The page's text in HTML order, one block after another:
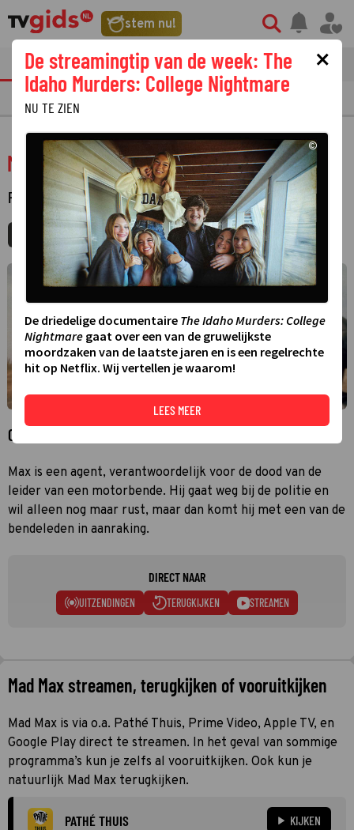
stem nu!
tvgids streaming nieuws
PRIMETIME GEMIST
Mad Max
FILM ACTIE
MIJNGIDS AGENDA DELEN
Over Mad Max
Max is een agent, verantwoordelijk voor de dood van de
leider van een motorbende. Hij gaat weg bij de politie en
wil alleen nog maar rust, maar dan komt hij met een van de
bendeleden in aanraking.
DIRECT NAAR
UITZENDINGEN TERUGKIJKEN STREAMEN
Mad Max streamen, terugkijken of vooruitkijken
Mad Max is via o.a. Pathé Thuis, Prime Video, Apple TV, en
Google Play direct te streamen. In het geval van sommige
programma’s kun je zelfs al vooruitkijken. Ook kun je
natuurlijk Mad Max terugkijken.
PATHÉ THUIS KIJKEN
×
De streamingtip van de week: The
Idaho Murders: College Nightmare
NU TE ZIEN
©
De driedelige documentaire The Idaho Murders: College
Nightmare gaat over een van de gruwelijkste
moordzaken van de laatste jaren en is een regelrechte
hit op Netflix. Wij vertellen je waarom!
LEES MEER